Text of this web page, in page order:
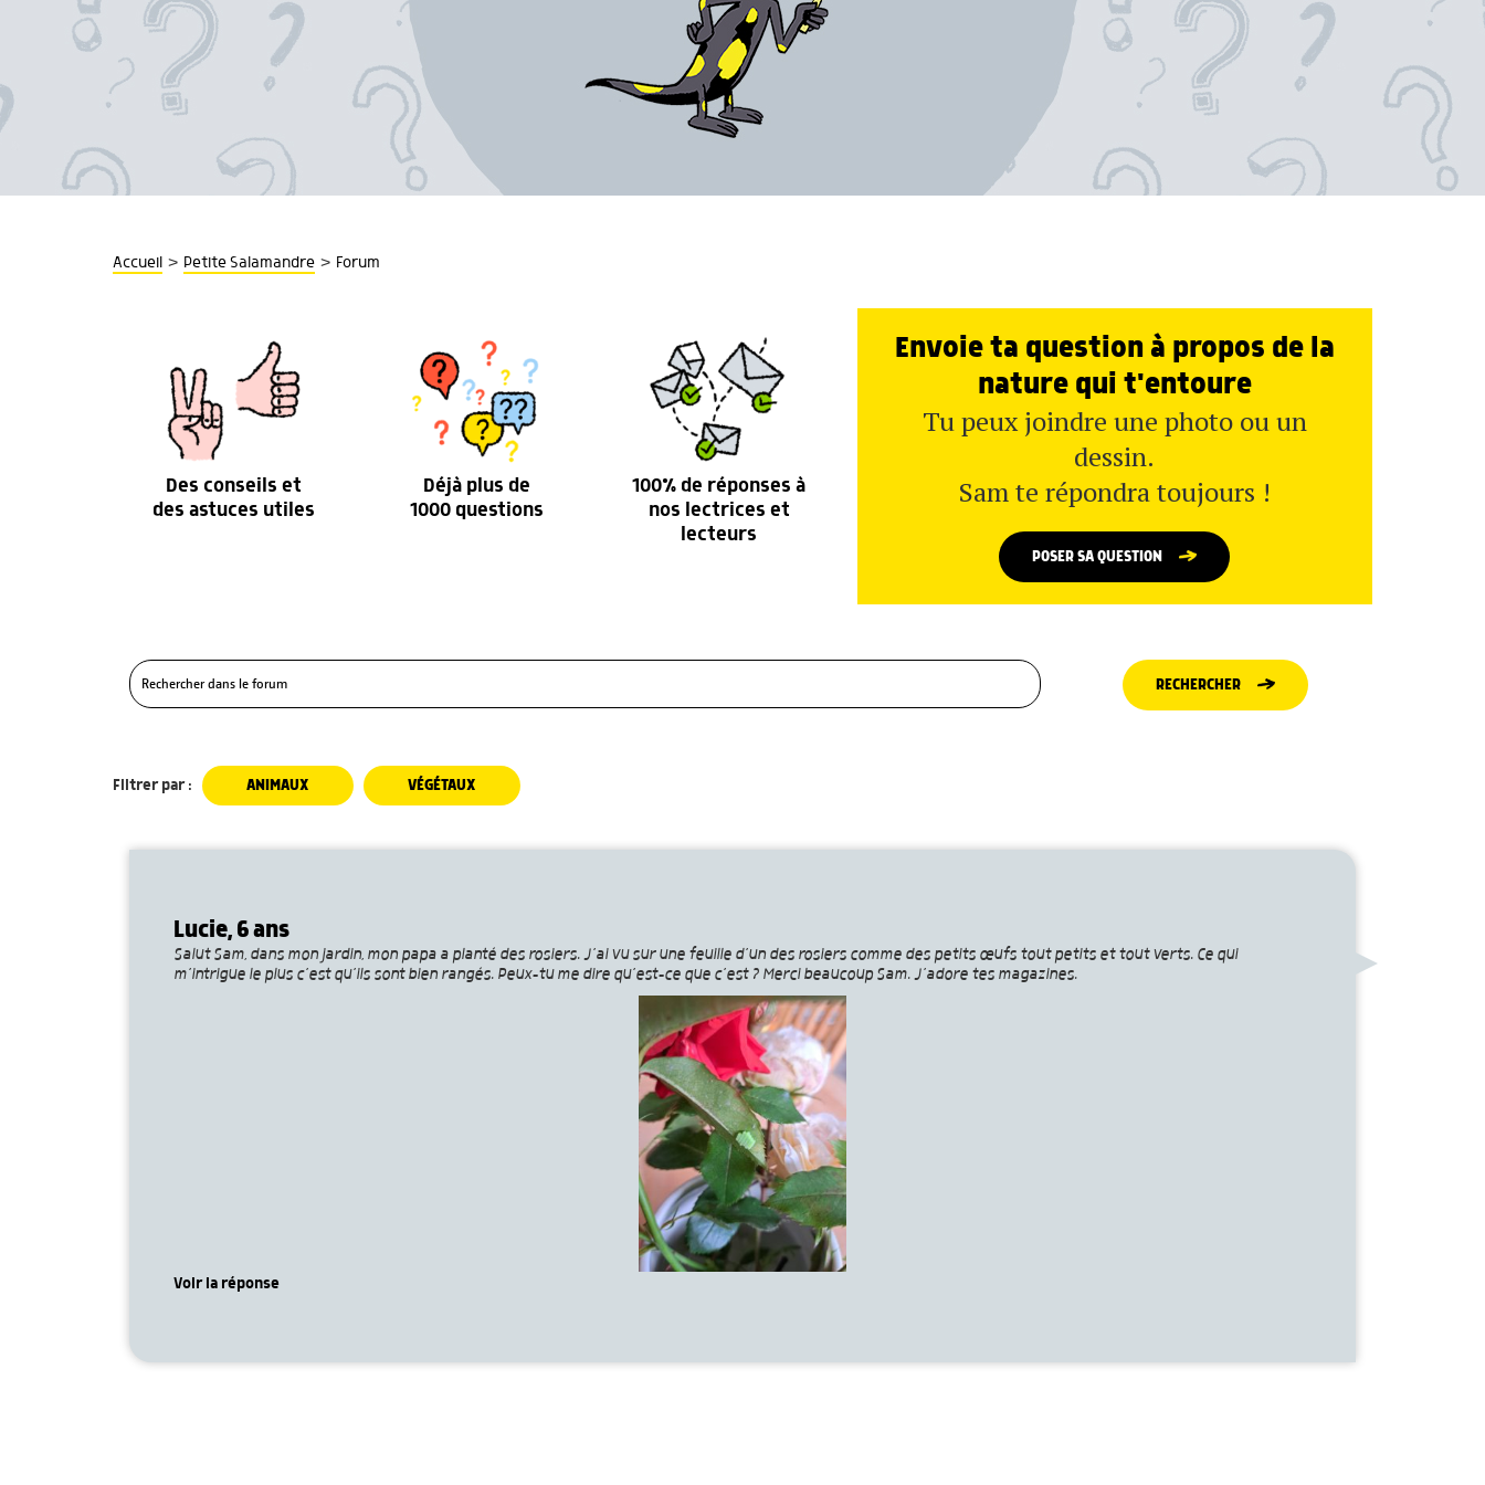
Accueil > Petite Salamandre > Forum
Des conseils et
des astuces utiles
Déjà plus de
1000 questions
100% de réponses à
nos lectrices et
lecteurs
Envoie ta question à propos de la
nature qui t'entoure
Tu peux joindre une photo ou un
dessin.
Sam te répondra toujours !
POSER SA QUESTION
RECHERCHER
Filtrer par : ANIMAUX VÉGÉTAUX
Lucie, 6 ans
Salut Sam, dans mon jardin, mon papa a planté des rosiers. J’ai vu sur une feuille d’un des rosiers comme des petits œufs tout petits et tout verts. Ce qui
m’intrigue le plus c’est qu’ils sont bien rangés. Peux-tu me dire qu’est-ce que c’est ? Merci beaucoup Sam. J’adore tes magazines.
Voir la réponse